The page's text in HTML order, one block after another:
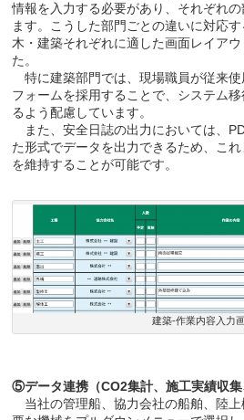
情報を入力する必要があり、それぞれ
ます。こうした部門ごとの違いに対応
木・建築それぞれに適した画面レイア
た。
特に建築部門では、現場職員が従来使
フォームを採用することで、システム
るよう配慮しています。
また、安全日誌の出力においては、
た形式でデータを出力できるため、こ
を維持することが可能です。
建築-作業内容入力
⑤データ連携（CO2​​集計、施工実績収集
当社の管理船、協力会社の船舶、陸